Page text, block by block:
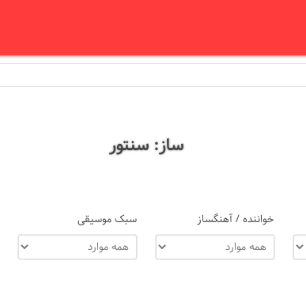
ساز: سنتور
خواننده / آهنگساز سبک موسیقی